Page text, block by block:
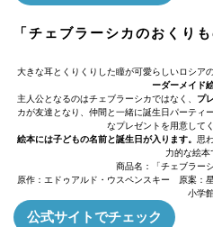
「チェブラーシカのおくりも
大きな耳とくりくりした瞳が可愛らしいロシア
ーダーメイド
主人公となるのはチェブラーシカではなく、 プ
カが友達となり、仲間と一緒に誕生日パーティ
なプレゼントを用意して
絵本には子どもの名前と誕生日が入ります。 思
力的な絵本
商品名：「チェブラー
原作：エドゥアルド・ウスペンスキー 原案
小学
公式サイトでチェック